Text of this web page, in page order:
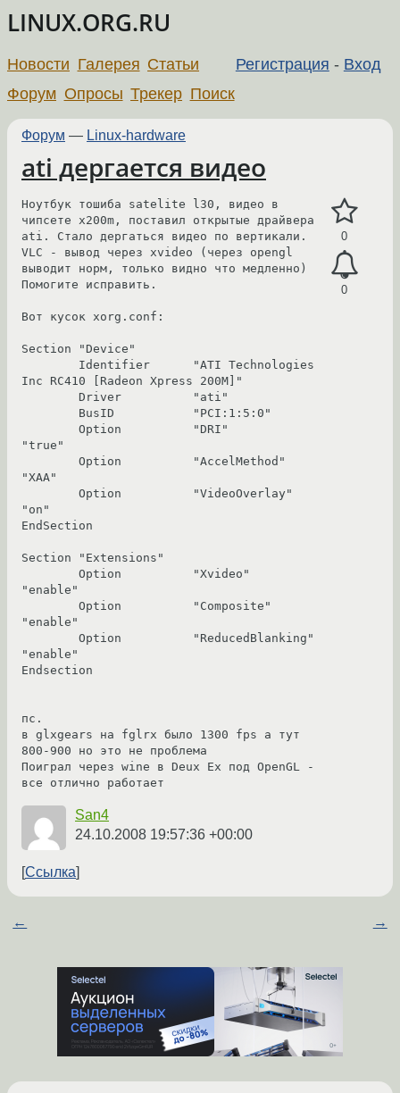
LINUX.ORG.RU
Регистрация - Вход
Новости Галерея Статьи
Форум Опросы Трекер Поиск
Форум — Linux-hardware
ati дергается видео
0
0
Ноутбук тошиба satelite l30, видео в
чипсете x200m, поставил открытые драйвера
ati. Стало дергаться видео по вертикали.
VLC - вывод через xvideo (через opengl
выводит норм, только видно что медленно)
Помогите исправить.
Вот кусок xorg.conf:
Section "Device"
Inc RC410 [Radeon Xpress 200M]"
"true"
"XAA"
"on"
EndSection
Section "Extensions"
"enable"
"enable"
"enable"
Endsection
пс.
в glxgears на fglrx было 1300 fps а тут
800-900 но это не проблема
Поиграл через wine в Deux Ex под OpenGL -
все отлично работает
San4
24.10.2008 19:57:36 +00:00
Ссылка
← →